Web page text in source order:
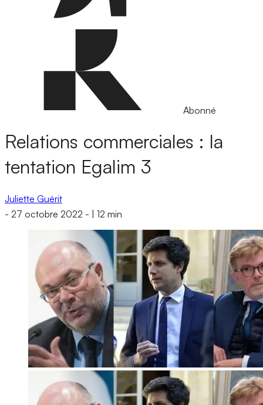
Abonné
Relations commerciales : la
tentation Egalim 3
Juliette Guérit
- 27 octobre 2022 - 12 min